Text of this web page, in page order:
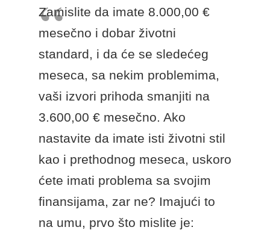
Zamislite da imate 8.000,00 €
mesečno i dobar životni
standard, i da će se sledećeg
meseca, sa nekim problemima,
vaši izvori prihoda smanjiti na
3.600,00 € mesečno. Ako
nastavite da imate isti životni stil
kao i prethodnog meseca, uskoro
ćete imati problema sa svojim
finansijama, zar ne? Imajući to
na umu, prvo što mislite je: